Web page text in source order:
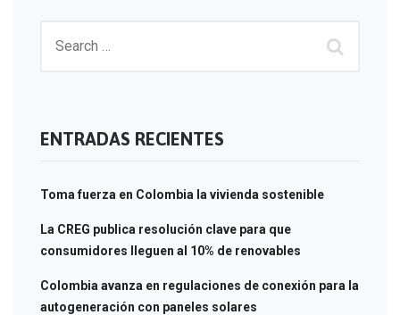
ENTRADAS RECIENTES
Toma fuerza en Colombia la vivienda sostenible
La CREG publica resolución clave para que
consumidores lleguen al 10% de renovables
Colombia avanza en regulaciones de conexión para la
autogeneración con paneles solares